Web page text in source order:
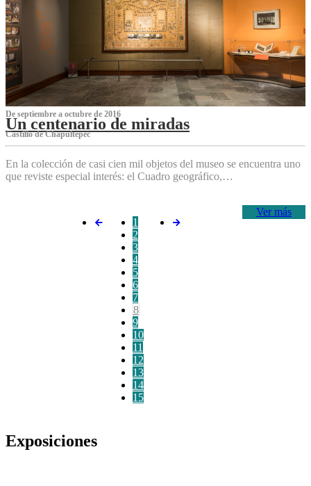
De septiembre a octubre de 2016
Un centenario de miradas
Castillo de Chapultepec
En la colección de casi cien mil objetos del museo se encuentra uno
que reviste especial interés: el Cuadro geográfico,…
Ver más
1
2
3
4
5
6
7
8
9
10
11
12
13
14
15
Exposiciones